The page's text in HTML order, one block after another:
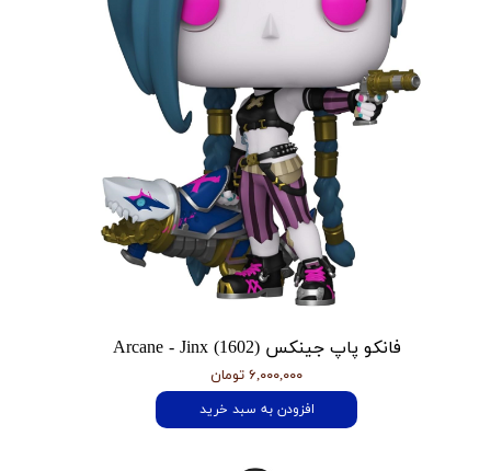
فانکو پاپ جینکس Arcane - Jinx (1602)
۶,۰۰۰,۰۰۰ تومان
افزودن به سبد خرید